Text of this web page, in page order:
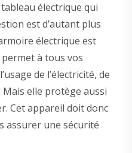
électrique qui
est d’autant plus
électrique est
à tous vos
de l’électricité, de
elle protège aussi
Cet appareil doit donc
assurer une sécurité